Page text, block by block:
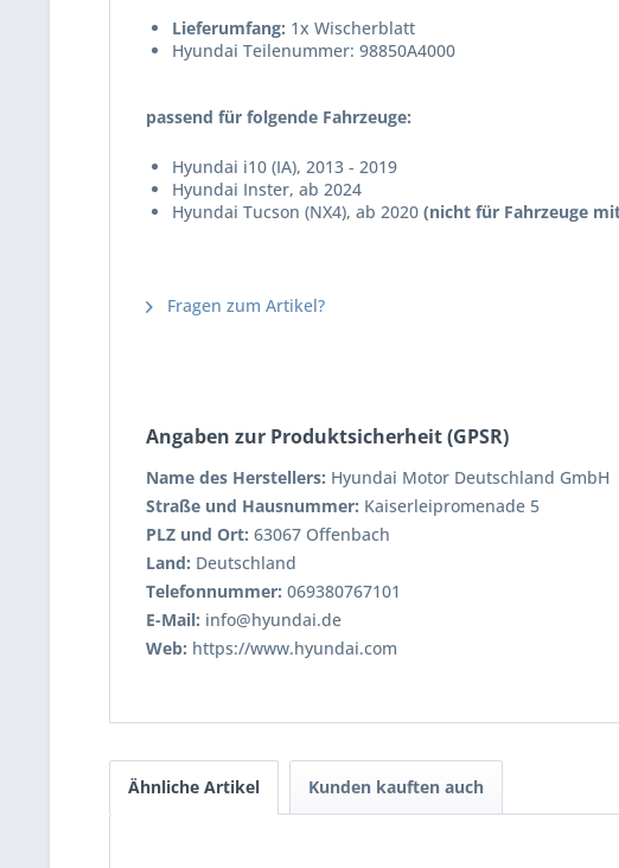
Lieferumfang: 1x Wischerblatt
Hyundai Teilenummer: 98850A4000
passend für folgende Fahrzeuge:
Hyundai i10 (IA), 2013 - 2019
Hyundai Inster, ab 2024
Hyundai Tucson (NX4), ab 2020 (nicht für Fahrzeuge
Fragen zum Artikel?
Angaben zur Produktsicherheit (GPSR)
Name des Herstellers: Hyundai Motor Deutschland GmbH
Straße und Hausnummer: Kaiserleipromenade 5
PLZ und Ort: 63067 Offenbach
Land: Deutschland
Telefonnummer: 069380767101
E-Mail: info@hyundai.de
Web: https://www.hyundai.com
Ähnliche Artikel Kunden kauften auch